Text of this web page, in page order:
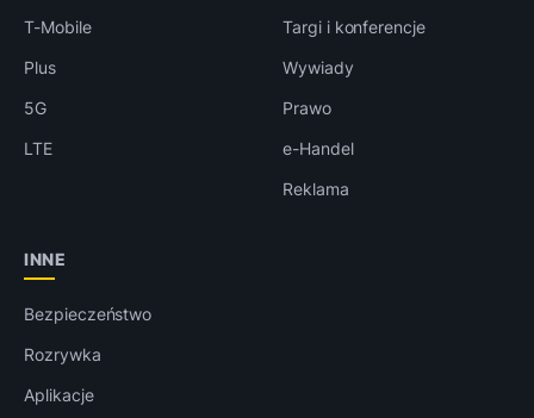
T-Mobile
Plus
5G
LTE
Targi i konferencje
Wywiady
Prawo
e-Handel
Reklama
INNE
Bezpieczeństwo
Rozrywka
Aplikacje